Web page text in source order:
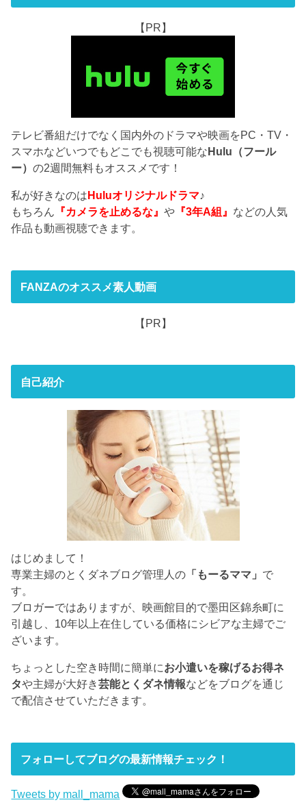
【PR】
テレビ番組だけでなく国内外のドラマや映画をPC・TV・
スマホなどいつでもどこでも視聴可能なHulu（フール
ー）の2週間無料もオススメです！
私が好きなのは Huluオリジナルドラマ♪
もちろん 『カメラを止めるな』や 『3年A組』 などの人気
作品も動画視聴できます。
FANZAのオススメ素人動画
【PR】
自己紹介
はじめまして！
専業主婦のとくダネブログ管理人の 「もーるママ」 で
す。
ブロガーではありますが、映画館目的で墨田区錦糸町に
引越し、10年以上在住している価格にシビアな主婦でご
ざいます。
ちょっとした空き時間に簡単にお小遣いを稼げるお得ネ
タや主婦が大好き芸能とくダネ情報などをブログを通じ
で配信させていただきます。
フォローしてブログの最新情報チェック！
Tweets by mall_mama